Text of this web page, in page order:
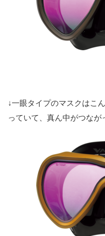
↓一眼タイプのマスクはこ
っていて、真ん中がつなが